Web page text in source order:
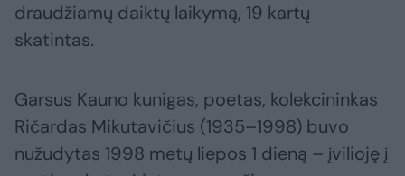
draudžiamų daiktų laikymą, 19 kartų
skatintas.
Garsus Kauno kunigas, poetas, kolekcininkas
Ričardas Mikutavičius (1935–1998) buvo
nužudytas 1998 metų liepos 1 dieną – įvilioję į